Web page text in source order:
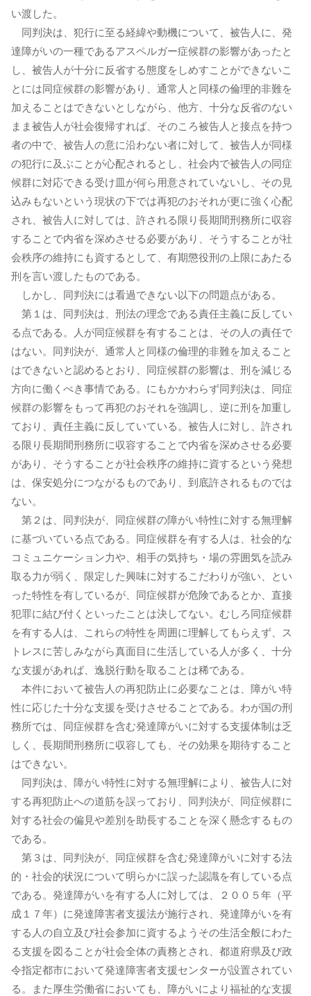
い渡した。
同判決は、犯行に至る経緯や動機について、被告人に、発
達障がいの一種であるアスペルガー症候群の影響があったと
し、被告人が十分に反省する態度をしめすことができないこ
とには同症候群の影響があり、通常人と同様の倫理的非難を
加えることはできないとしながら、他方、十分な反省のない
まま被告人が社会復帰すれば、そのころ被告人と接点を持つ
者の中で、被告人の意に沿わない者に対して、被告人が同様
の犯行に及ぶことが心配されるとし、社会内で被告人の同症
候群に対応できる受け皿が何ら用意されていないし、その見
込みもないという現状の下では再犯のおそれが更に強く心配
され、被告人に対しては、許される限り長期間刑務所に収容
することで内省を深めさせる必要があり、そうすることが社
会秩序の維持にも資するとして、有期懲役刑の上限にあたる
刑を言い渡したものである。
しかし、同判決には看過できない以下の問題点がある。
第１は、同判決は、刑法の理念である責任主義に反してい
る点である。人が同症候群を有することは、その人の責任で
はない。同判決が、通常人と同様の倫理的非難を加えること
はできないと認めるとおり、同症候群の影響は、刑を減じる
方向に働くべき事情である。にもかかわらず同判決は、同症
候群の影響をもって再犯のおそれを強調し、逆に刑を加重し
ており、責任主義に反していている。被告人に対し、許され
る限り長期間刑務所に収容することで内省を深めさせる必要
があり、そうすることが社会秩序の維持に資するという発想
は、保安処分につながるものであり、到底許されるものでは
ない。
第２は、同判決が、同症候群の障がい特性に対する無理解
に基づいている点である。同症候群を有する人は、社会的な
コミュニケーション力や、相手の気持ち・場の雰囲気を読み
取る力が弱く、限定した興味に対するこだわりが強い、とい
った特性を有しているが、同症候群が危険であるとか、直接
犯罪に結び付くといったことは決してない。むしろ同症候群
を有する人は、これらの特性を周囲に理解してもらえず、ス
トレスに苦しみながら真面目に生活している人が多く、十分
な支援があれば、逸脱行動を取ることは稀である。
本件において被告人の再犯防止に必要なことは、障がい特
性に応じた十分な支援を受けさせることである。わが国の刑
務所では、同症候群を含む発達障がいに対する支援体制は乏
しく、長期間刑務所に収容しても、その効果を期待すること
はできない。
同判決は、障がい特性に対する無理解により、被告人に対
する再犯防止への道筋を誤っており、同判決が、同症候群に
対する社会の偏見や差別を助長することを深く懸念するもの
である。
第３は、同判決が、同症候群を含む発達障がいに対する法
的・社会的状況について明らかに誤った認識を有している点
である。発達障がいを有する人に対しては、２００５年（平
成１７年）に発達障害者支援法が施行され、発達障がいを有
する人の自立及び社会参加に資するようその生活全般にわた
る支援を図ることが社会全体の責務とされ、都道府県及び政
令指定都市において発達障害者支援センターが設置されてい
る。また厚生労働省においても、障がいにより福祉的な支援